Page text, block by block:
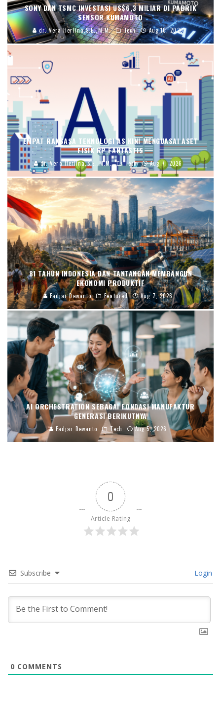
SONY DAN TSMC INVESTASI US$6,3 MILIAR DI PABRIK
SENSOR KUMAMOTO
dr. Vera Herlina,S.E.,M.M. Tech Aug 10, 2026
EMPAT RAKSASA TEKNOLOGI AS KINI MENGUASAI ASET
FISIK RP FANTASTIS
dr. Vera Herlina,S.E.,M.M. Tech Aug 7, 2026
81 TAHUN INDONESIA DAN TANTANGAN MEMBANGUN
EKONOMI PRODUKTIF
Fadjar Dewanto Featured Aug 7, 2026
AI ORCHESTRATION SEBAGAI FONDASI MANUFAKTUR
GENERASI BERIKUTNYA
Fadjar Dewanto Tech Aug 5, 2026
0
Article Rating
Subscribe Login
0 COMMENTS